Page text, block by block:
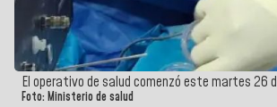
El operativo de salud comenzó este martes 26
Foto: Ministerio de salud